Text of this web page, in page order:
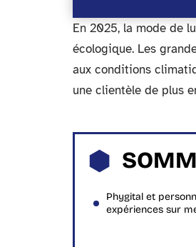
En 2025, la mode de
écologique. Les
aux conditions
une clientèle de plus
Phygital et
expériences sur